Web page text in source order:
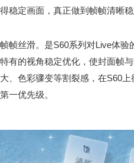
得稳定画面，真正做到帧帧清晰稳
帧帧丝滑。是S60系列对Live体
特有的视角稳定优化，使封面帧
大、色彩骤变等割裂感，在S60
第一优先级。